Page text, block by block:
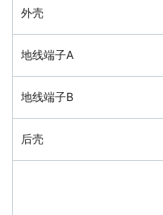
外壳
地线端子A
地线端子B
后壳